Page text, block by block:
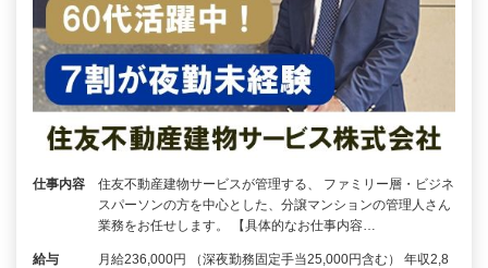
仕事内容
住友不動産建物サービスが管理する、 ファミリー層・ビジネ
スパーソンの方を中心とした、分譲マンションの管理人さん
業務をお任せします。 【具体的なお仕事内容…
給与
月給236,000円 （深夜勤務固定手当25,000円含む） 年収2,8